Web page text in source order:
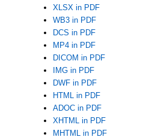
XLSX in PDF
WB3 in PDF
DCS in PDF
MP4 in PDF
DICOM in PDF
IMG in PDF
DWF in PDF
HTML in PDF
ADOC in PDF
XHTML in PDF
MHTML in PDF